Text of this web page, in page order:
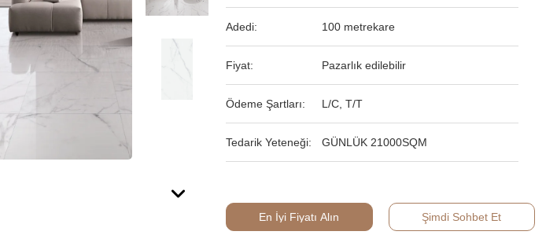
Adedi: 100 metrekare
Fiyat: Pazarlık edilebilir
Ödeme Şartları: L/C, T/T
Tedarik Yeteneği: GÜNLÜK 21000SQM
En İyi Fiyatı Alın Şimdi Sohbet Et